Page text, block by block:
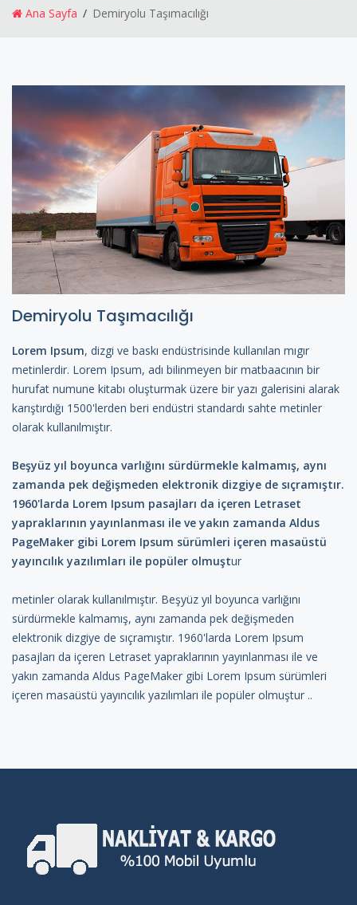
Ana Sayfa Demiryolu Taşımacılığı
Demiryolu Taşımacılığı
Lorem Ipsum, dizgi ve baskı endüstrisinde kullanılan mıgır
metinlerdir. Lorem Ipsum, adı bilinmeyen bir matbaacının bir
hurufat numune kitabı oluşturmak üzere bir yazı galerisini alarak
karıştırdığı 1500'lerden beri endüstri standardı sahte metinler
olarak kullanılmıştır.
Beşyüz yıl boyunca varlığını sürdürmekle kalmamış, aynı
zamanda pek değişmeden elektronik dizgiye de sıçramıştır.
1960'larda Lorem Ipsum pasajları da içeren Letraset
yapraklarının yayınlanması ile ve yakın zamanda Aldus
PageMaker gibi Lorem Ipsum sürümleri içeren masaüstü
yayıncılık yazılımları ile popüler olmuştur
metinler olarak kullanılmıştır. Beşyüz yıl boyunca varlığını
sürdürmekle kalmamış, aynı zamanda pek değişmeden
elektronik dizgiye de sıçramıştır. 1960'larda Lorem Ipsum
pasajları da içeren Letraset yapraklarının yayınlanması ile ve
yakın zamanda Aldus PageMaker gibi Lorem Ipsum sürümleri
içeren masaüstü yayıncılık yazılımları ile popüler olmuştur ..